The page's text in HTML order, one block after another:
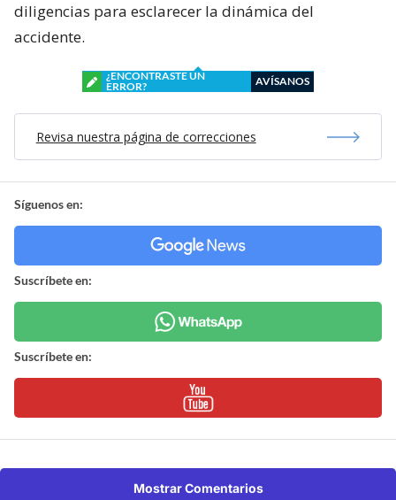
diligencias para esclarecer la dinámica del
accidente.
¿ENCONTRASTE UN
ERROR?
AVÍSANOS
Revisa nuestra página de correcciones
Síguenos en:
Suscríbete en:
Suscríbete en:
Mostrar Comentarios